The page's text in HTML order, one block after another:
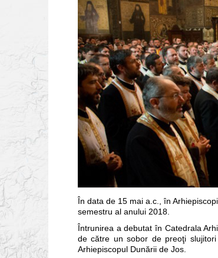
În data de 15 mai a.c., în
semestru al anului 2018.
Întrunirea a debutat în Catedrala
de către un sobor de preoţi
Arhiepiscopul Dunării de Jos.